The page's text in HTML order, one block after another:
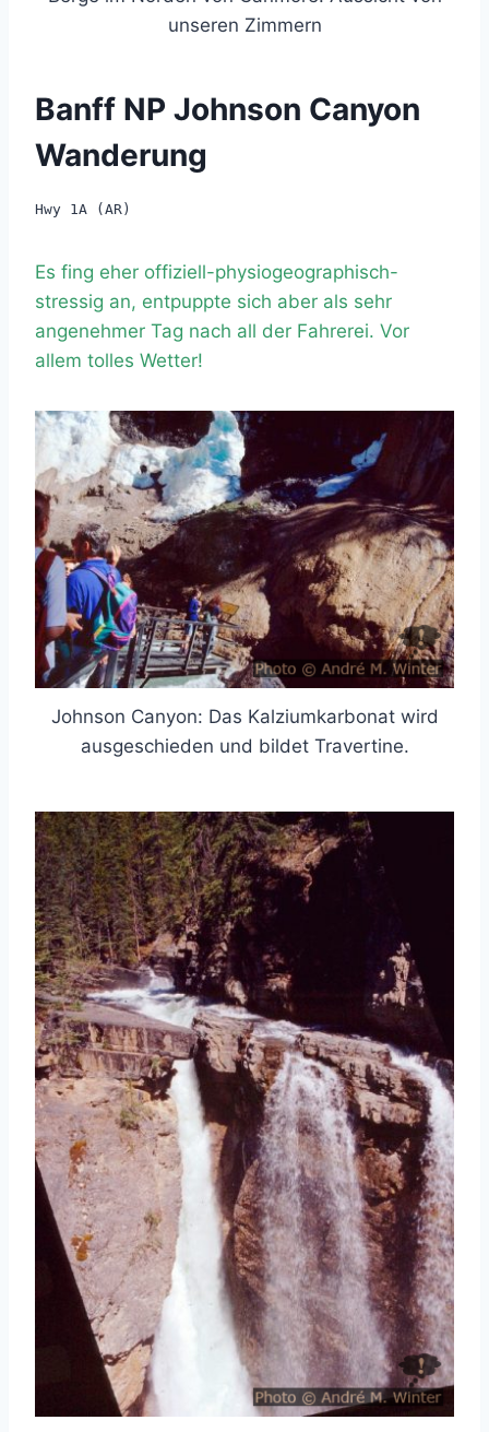
unseren Zimmern
Banff NP Johnson Canyon
Wanderung
Hwy 1A (AR)
Es fing eher offiziell-physiogeographisch-
stressig an, entpuppte sich aber als sehr
angenehmer Tag nach all der Fahrerei. Vor
allem tolles Wetter!
Johnson Canyon: Das Kalziumkarbonat wird
ausgeschieden und bildet Travertine.